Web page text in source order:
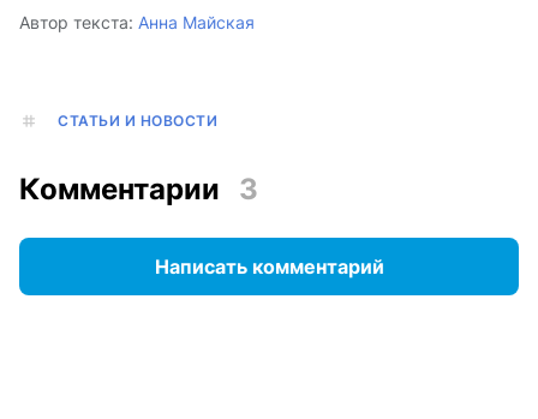
Автор текста: Анна Майская
СТАТЬИ И НОВОСТИ
Комментарии 3
Написать комментарий